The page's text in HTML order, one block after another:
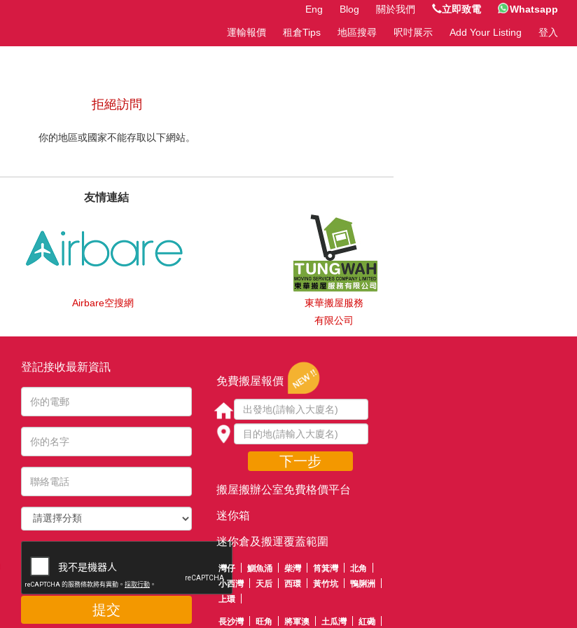
Eng Blog 關於我們 立即致電 Whatsapp
運輸報價 租倉Tips 地區搜尋 呎吋展示 Add Your Listing 登入
拒絕訪問
你的地區或國家不能存取以下網站。
友情連結
Airbare空搜網
東華搬屋服務
有限公司
登記接收最新資訊
提交
免費搬屋報價
下一步
搬屋搬辦公室免費格價平台
迷你箱
迷你倉及搬運覆蓋範圍
灣仔 鰂魚涌 柴灣 筲箕灣
北角
小西灣
天后 西環 黃竹坑
鴨脷洲
上環
長沙灣 旺角 將軍澳 土瓜灣 紅磡